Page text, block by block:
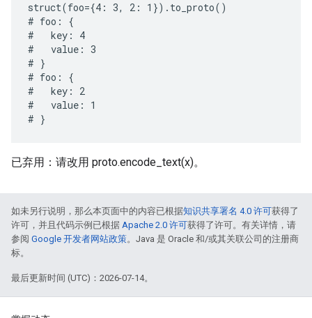
struct(foo={4: 3, 2: 1}).to_proto()
# foo: {
#   key: 4
#   value: 3
# }
# foo: {
#   key: 2
#   value: 1
已弃用：请改用 proto.encode_text(x)。
如未另行说明，那么本页面中的内容已根据知识共享署名 4.0 许可获得了
许可，并且代码示例已根据 Apache 2.0 许可获得了许可。有关详情，请
参阅 Google 开发者网站政策。Java 是 Oracle 和/或其关联公司的注册商
标。
最后更新时间 (UTC)：2026-07-14。